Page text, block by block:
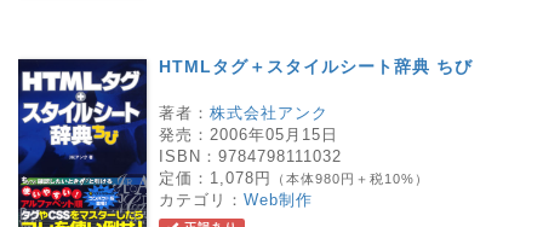
HTMLタグ＋スタイルシート辞典 ちび
著者： 株式会社アンク
発売： 2006年05月15日
ISBN： 9784798111032
定価： 1,078円 （本体980円＋税10%）
カテゴリ： Web制作